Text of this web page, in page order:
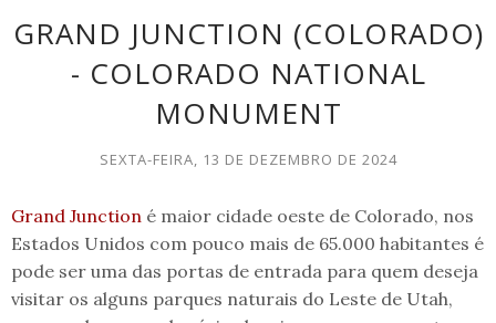
GRAND JUNCTION (COLORADO)
- COLORADO NATIONAL
MONUMENT
SEXTA-FEIRA, 13 DE DEZEMBRO DE 2024
Grand Junction é maior cidade oeste de Colorado, nos
Estados Unidos com pouco mais de 65.000 habitantes é
pode ser uma das portas de entrada para quem deseja
visitar os alguns parques naturais do Leste de Utah,